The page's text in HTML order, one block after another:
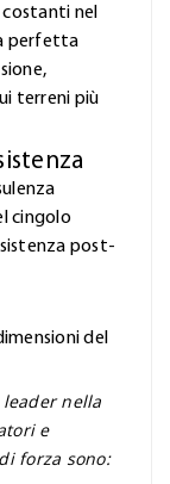
nel
perfetta
terreni più
cingolo
post-
del
nella
e
forza sono: